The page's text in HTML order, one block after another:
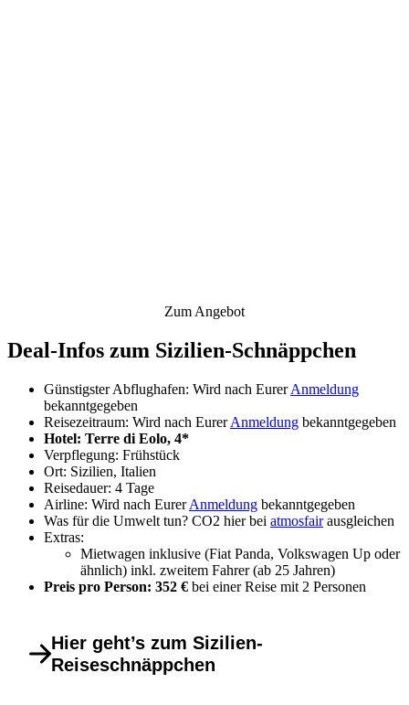
Zum Angebot
Deal-Infos zum Sizilien-Schnäppchen
Günstigster Abflughafen: Wird nach EurerAnmeldung
bekanntgegeben
Reisezeitraum: Wird nach EurerAnmeldung bekanntgegeben
Hotel: Terre di Eolo, 4*
Verpflegung: Frühstück
Ort: Sizilien, Italien
Reisedauer: 4 Tage
Airline: Wird nach EurerAnmeldung bekanntgegeben
Was für die Umwelt tun? CO2 hier bei atmosfairausgleichen
Extras:
Mietwagen inklusive (Fiat Panda, Volkswagen Up oder
ähnlich) inkl. zweitem Fahrer (ab 25 Jahren)
Preis pro Person: 352 € bei einer Reise mit 2 Personen
Hier geht’s zum Sizilien-
Reiseschnäppchen